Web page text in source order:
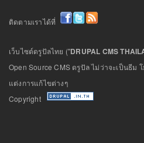
ติดตามเราได้ที่
เว็บไซต์ดรูปัลไทย ("DRUPAL CMS
Open Source CMS ดรูปัล ไม่ว่าจะเป็นธีม
แต่งการแก้ไขต่างๆ
Copyright